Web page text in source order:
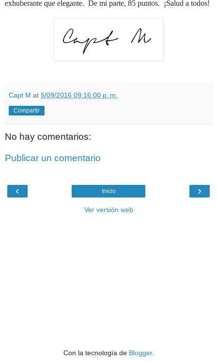
exhuberante que elegante. De mi parte, 85 puntos. ¡Salud a todos!
Capt M at 5/09/2016 09:16:00 p. m.
Compartir
No hay comentarios:
Publicar un comentario
‹ ›
Inicio
Ver versión web
Con la tecnología de Blogger.